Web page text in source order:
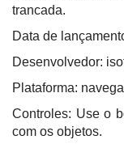
trancada.
Data de
Desenvolvedor:
Plataforma:
Controles: Use o
com os objetos.